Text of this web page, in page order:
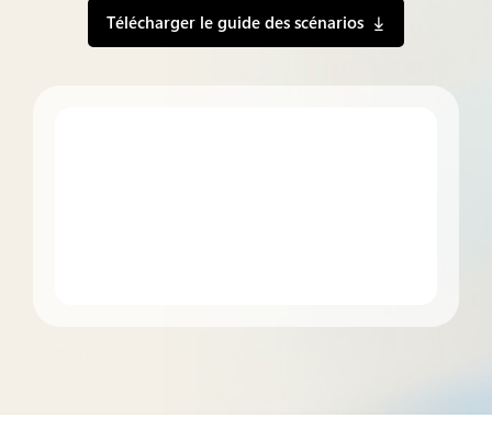
Télécharger le guide des scénarios